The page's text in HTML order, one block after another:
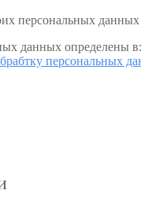
персональных данных
данных определены
персональных